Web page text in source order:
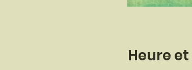
Heure